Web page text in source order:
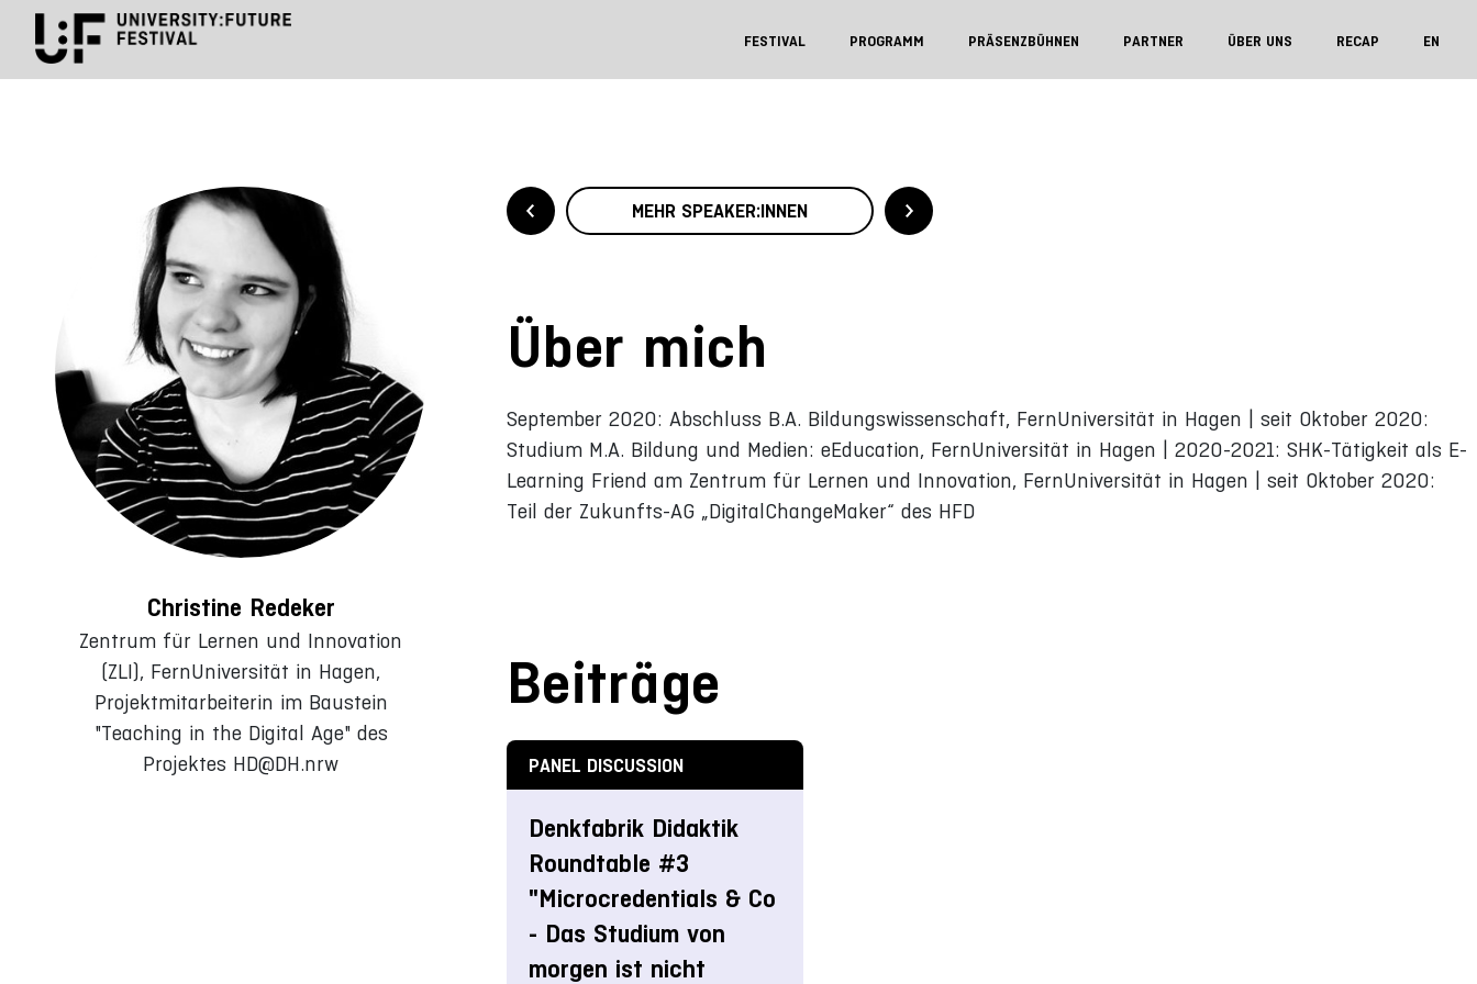
FESTIVAL PROGRAMM PRÄSENZBÜHNEN PARTNER ÜBER UNS RECAP EN
Christine Redeker
Zentrum für Lernen und Innovation
(ZLI), FernUniversität in Hagen,
Projektmitarbeiterin im Baustein
"Teaching in the Digital Age" des
Projektes HD@DH.nrw
MEHR SPEAKER:INNEN
Über mich
September 2020: Abschluss B.A. Bildungswissenschaft, FernUniversität in Hagen | seit Oktober 2020:
Studium M.A. Bildung und Medien: eEducation, FernUniversität in Hagen | 2020-2021: SHK-Tätigkeit als E-
Learning Friend am Zentrum für Lernen und Innovation, FernUniversität in Hagen | seit Oktober 2020:
Teil der Zukunfts-AG „DigitalChangeMaker“ des HFD
Beiträge
PANEL DISCUSSION
Denkfabrik Didaktik
Roundtable #3
"Microcredentials & Co
- Das Studium von
morgen ist nicht